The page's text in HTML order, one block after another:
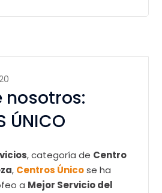
nosotros:
ÚNICO
, categoría de Centro
, Centros Únicose ha
a Mejor Servicio del